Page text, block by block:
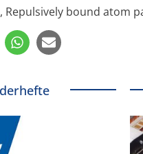
Repulsively bound atom